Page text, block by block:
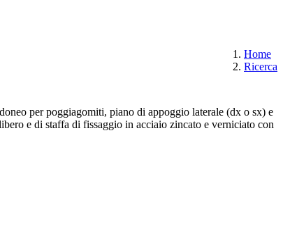
Home
Ricerca
per poggiagomiti, piano di appoggio laterale (dx o sx) e
e di staffa di fissaggio in acciaio zincato e verniciato con